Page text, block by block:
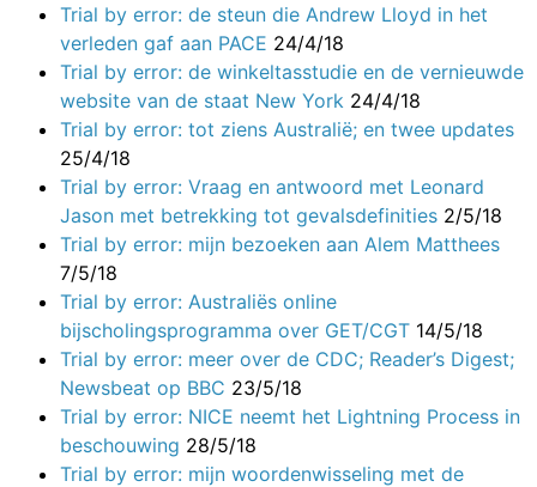
Trial by error: de steun die Andrew Lloyd in het
verleden gaf aan PACE 24/4/18
Trial by error: de winkeltasstudie en de vernieuwde
website van de staat New York 24/4/18
Trial by error: tot ziens Australië; en twee updates
25/4/18
Trial by error: Vraag en antwoord met Leonard
Jason met betrekking tot gevalsdefinities 2/5/18
Trial by error: mijn bezoeken aan Alem Matthees
7/5/18
Trial by error: Australiës online
bijscholingsprogramma over GET/CGT 14/5/18
Trial by error: meer over de CDC; Reader’s Digest;
Newsbeat op BBC 23/5/18
Trial by error: NICE neemt het Lightning Process in
beschouwing 28/5/18
Trial by error: mijn woordenwisseling met de